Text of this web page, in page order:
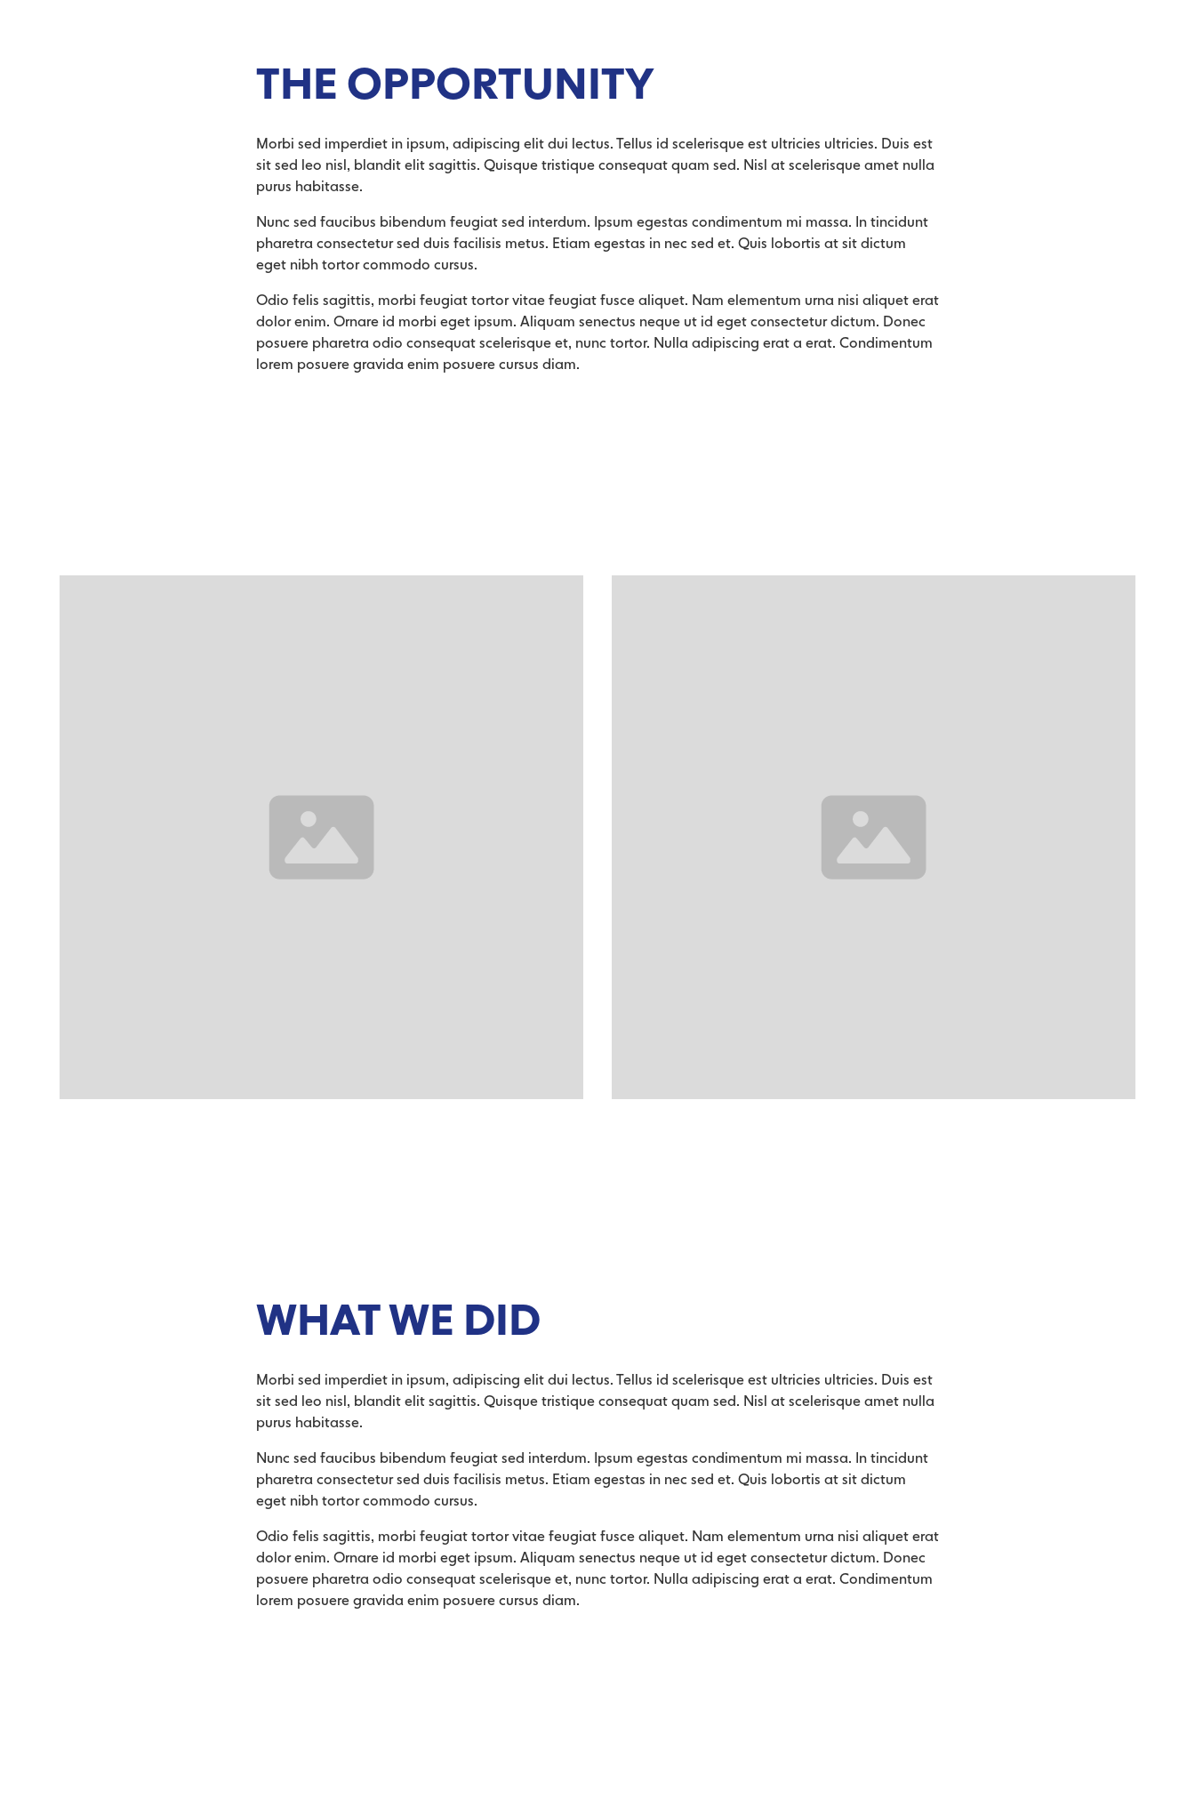
THE OPPORTUNITY
Morbi sed imperdiet in ipsum, adipiscing elit dui lectus. Tellus id scelerisque est ultricies ultricies. Duis est
sit sed leo nisl, blandit elit sagittis. Quisque tristique consequat quam sed. Nisl at scelerisque amet nulla
purus habitasse.
Nunc sed faucibus bibendum feugiat sed interdum. Ipsum egestas condimentum mi massa. In tincidunt
pharetra consectetur sed duis facilisis metus. Etiam egestas in nec sed et. Quis lobortis at sit dictum
eget nibh tortor commodo cursus.
Odio felis sagittis, morbi feugiat tortor vitae feugiat fusce aliquet. Nam elementum urna nisi aliquet erat
dolor enim. Ornare id morbi eget ipsum. Aliquam senectus neque ut id eget consectetur dictum. Donec
posuere pharetra odio consequat scelerisque et, nunc tortor. Nulla adipiscing erat a erat. Condimentum
lorem posuere gravida enim posuere cursus diam.
WHAT WE DID
Morbi sed imperdiet in ipsum, adipiscing elit dui lectus. Tellus id scelerisque est ultricies ultricies. Duis est
sit sed leo nisl, blandit elit sagittis. Quisque tristique consequat quam sed. Nisl at scelerisque amet nulla
purus habitasse.
Nunc sed faucibus bibendum feugiat sed interdum. Ipsum egestas condimentum mi massa. In tincidunt
pharetra consectetur sed duis facilisis metus. Etiam egestas in nec sed et. Quis lobortis at sit dictum
eget nibh tortor commodo cursus.
Odio felis sagittis, morbi feugiat tortor vitae feugiat fusce aliquet. Nam elementum urna nisi aliquet erat
dolor enim. Ornare id morbi eget ipsum. Aliquam senectus neque ut id eget consectetur dictum. Donec
posuere pharetra odio consequat scelerisque et, nunc tortor. Nulla adipiscing erat a erat. Condimentum
lorem posuere gravida enim posuere cursus diam.